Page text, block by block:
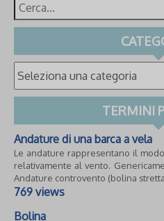
TERMINI
Andature di una barca a vela
Le andature rappresentano il
relativamente al vento.
Andature controvento (bolina
769 views
Bolina